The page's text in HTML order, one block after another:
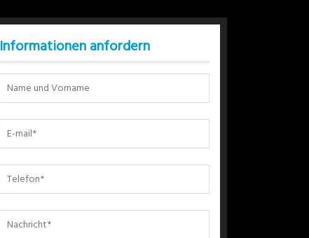
Informationen anfordern